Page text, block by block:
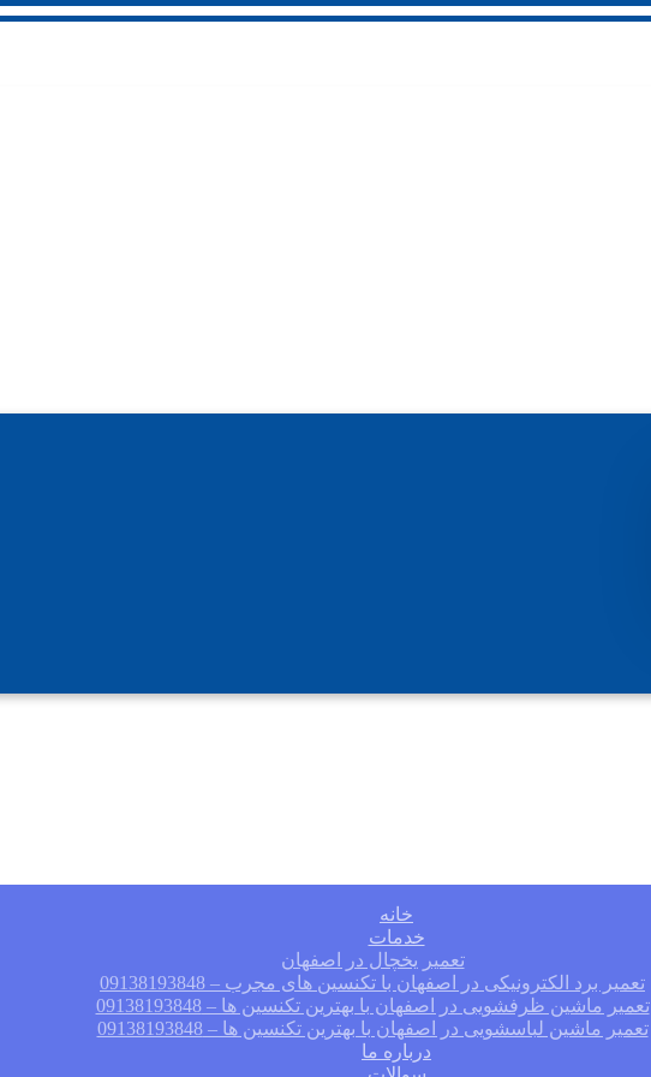
خانه
خدمات
تعمیر یخچال در اصفهان
تعمیر برد الکترونیکی در اصفهان با تکنسین های مجرب – 09138193848
تعمیر ماشین ظرفشویی در اصفهان با بهترین تکنسین ها – 09138193848
تعمیر ماشین لباسشویی در اصفهان با بهترین تکنسین ها – 09138193848
درباره ما